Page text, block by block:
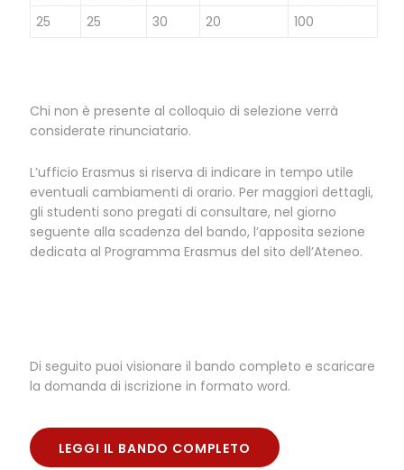
25
25 30 20 100
Chi non è presente al colloquio di selezione verrà
considerate rinunciatario.
L’ufficio Erasmus si riserva di indicare in tempo utile
eventuali cambiamenti di orario. Per maggiori dettagli,
gli studenti sono pregati di consultare, nel giorno
seguente alla scadenza del bando, l’apposita sezione
dedicata al Programma Erasmus del sito dell’Ateneo.
Di seguito puoi visionare il bando completo e scaricare
la domanda di iscrizione in formato word.
LEGGI IL BANDO COMPLETO